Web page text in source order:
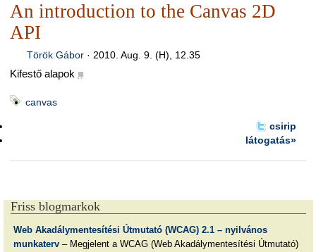
An introduction to the Canvas 2D
API
Török Gábor· 2010. Aug. 9. (H), 12.35
Kifestő alapok ■
canvas
csirip
látogatás»
Friss blogmarkok
Web Akadálymentesítési Útmutató (WCAG) 2.1 – nyilvános
munkaterv– Megjelent a WCAG (Web Akadálymentesítési Útmutató)